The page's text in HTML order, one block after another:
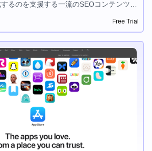
るのを支援する一流のSEOコンテンツ制
な概要、説明、記事を簡単に生成できま
索エンジンでランク付けされ、オーディ
Free Trial